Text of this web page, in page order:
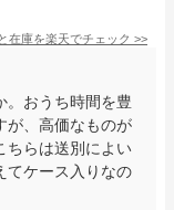
在庫を楽天でチェック >>
。おうち時間を豊
が、高価なものが
ちらは送別によい
てケース入りなの